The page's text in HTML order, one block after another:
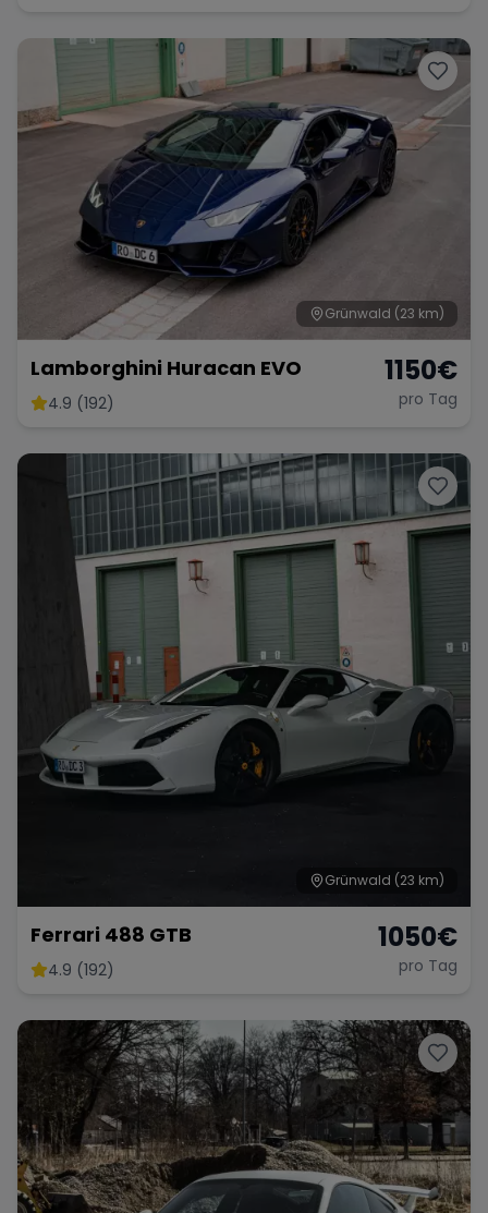
Grünwald (23 km)
Lamborghini Huracan EVO
4.9 (192)
1150€
pro Tag
Grünwald (23 km)
Ferrari 488 GTB
4.9 (192)
1050€
pro Tag